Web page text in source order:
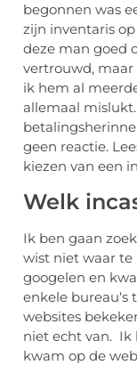
begonnen was
zijn inventaris
deze man goed
vertrouwd,
ik hem al
allemaal
geen reactie.
kiezen van een
Welk
Ik ben gaan
wist niet waar te
googelen en
enkele bureau‘s
websites
niet echt van. Ik
kwam op de